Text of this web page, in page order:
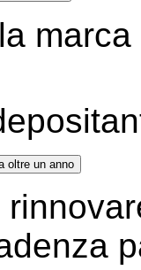
oltre un anno